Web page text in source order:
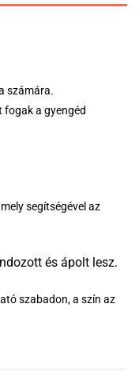
számára.
fogak a gyengéd
segítségével az
és ápolt lesz.
szabadon, a szín az